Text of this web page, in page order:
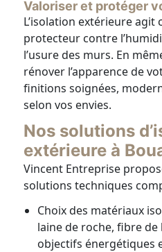
Valoriser et protéger
L’isolation extérieure
protecteur contre
l’usure des murs. En
rénover l’apparence de
finitions soignées,
selon vos envies.
Nos solutions
extérieure à
Vincent Entreprise
solutions techniques
Choix des matériaux
laine de roche, fibre de
objectifs énergétiques